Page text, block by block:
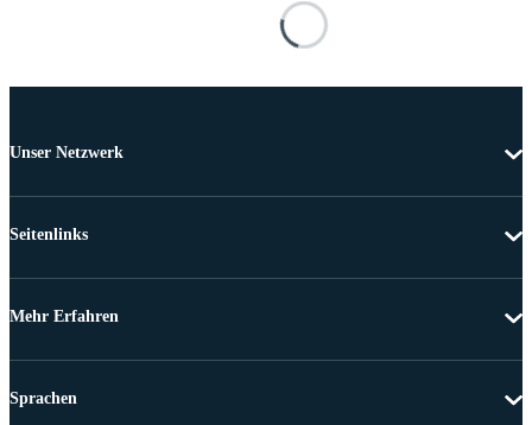
Unser Netzwerk
Seitenlinks
Mehr Erfahren
Sprachen